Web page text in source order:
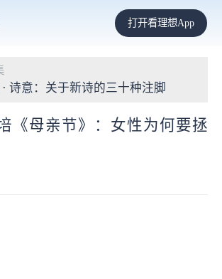
打开看理想App
诗意：关于新诗的三十种注脚
《母亲节》：女性为何要拯